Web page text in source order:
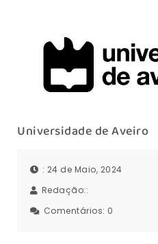
Universidade de Aveiro
: 24 de Maio, 2024
Redação::
Comentários: 0